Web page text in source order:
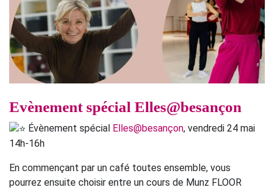
Evènement spécial Elles@besançon
Évènement spécial Elles@besançon, vendredi 24 mai
14h-16h
En commençant par un café toutes ensemble, vous
pourrez ensuite choisir entre un cours de Munz FLOOR